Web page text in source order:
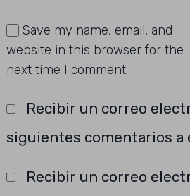
Save my name, email, and
website in this browser for the
next time I comment.
Recibir un correo
siguientes comentarios a
Recibir un correo